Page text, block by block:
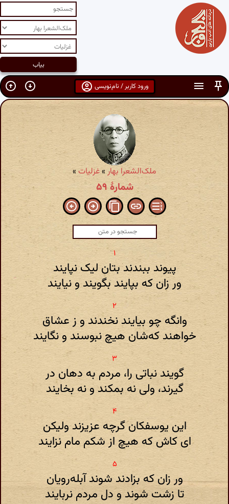
ورود کاربر / نام‌نویسی
ملک‌الشعرا بهار»غزلیات»
شمارهٔ ۵۹
پیوند ببندند بتان لیک نپایند
ور زان که بپایند بگویند و نیایند
وانگه چو بیایند نخندند و ز عشاق
خواهند که‌شان هیچ‌ نبوسند و نگایند
گویند نباتی را، مردم به دهان در
گیرند، ولی نه بمکند و نه بخایند
این یوسفکان گرچه عزیزند ولیکن
ای کاش که هیچ از شکم مام نزایند
ور زان که بزادند شوند آبله‌رویان
تا زشت شوند و دل مردم نربایند